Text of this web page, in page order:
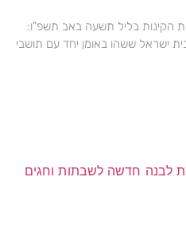
הקינות בליל תשעה באב תשפ"ו:
ישראל ששהו באומן יחד עם תושבי